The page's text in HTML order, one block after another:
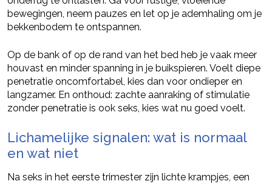
bewegingen, neem pauzes en let op je ademhaling om je
bekkenbodem te ontspannen.
Op de bank of op de rand van het bed heb je vaak meer
houvast en minder spanning in je buikspieren. Voelt diepe
penetratie oncomfortabel, kies dan voor ondieper en
langzamer. En onthoud: zachte aanraking of stimulatie
zonder penetratie is ook seks, kies wat nu goed voelt.
Lichamelijke signalen: wat is normaal
en wat niet
Na seks in het eerste trimester zijn lichte krampjes, een